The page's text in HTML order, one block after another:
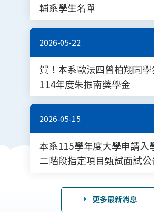
輔系學生名單
2026-05-22
賀！本系歐法四曾柏翔同學
114年度朱振南獎學金
2026-05-15
本系115學年度大學申請入
二階段指定項目甄試面試公
更多最新消息